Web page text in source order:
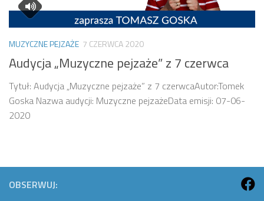
MUZYCZNE PEJZAŻE 7 CZERWCA 2020
Audycja „Muzyczne pejzaże” z 7 czerwca
Tytuł: Audycja „Muzyczne pejzaże” z 7 czerwcaAutor:Tomek
Goska Nazwa audycji: Muzyczne pejzażeData emisji: 07-06-
2020
OBSERWUJ: